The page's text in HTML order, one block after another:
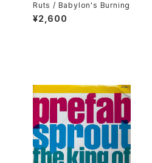
Ruts / Babylon's Burning
¥2,600